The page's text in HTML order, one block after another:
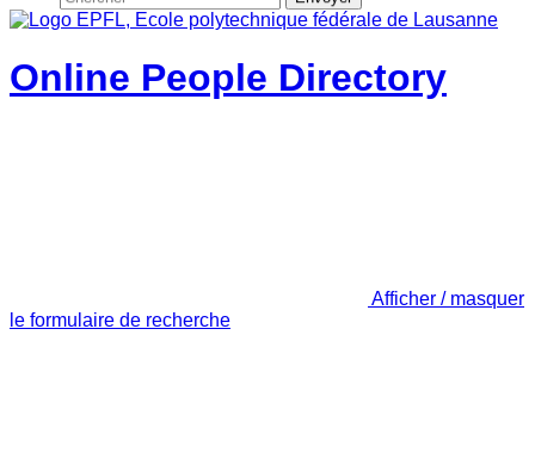
Online People Directory
Afficher / masquer
le formulaire de recherche